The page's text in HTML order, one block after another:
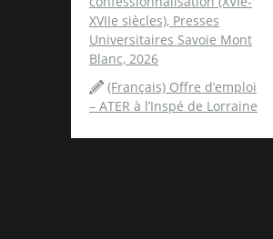
XVIIe siècles), Presses
Universitaires Savoie Mont
Blanc, 2026
(Français) Offre d’emploi
– ATER à l’Inspé de Lorraine